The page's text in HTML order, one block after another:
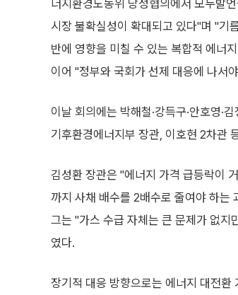
너지환경노동위 당정협의에서 모두발
시장 불확실성이 확대되고 있다"며 "기
반에 영향을 미칠 수 있는 복합적 에너
이어 "정부와 국회가 선제 대응에 나서
이날 회의에는 박해철·강득구·안호영·
기후환경에너지부 장관, 이호현 2차관
김성환 장관은 "에너지 가격 급등락이
까지 사채 배수를 2배수로 줄여야 하는
그는 "가스 수급 자체는 큰 문제가 없지
였다.
장기적 대응 방향으로는 에너지 대전환